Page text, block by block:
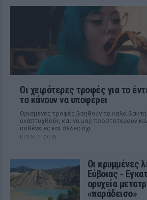
Οι χειρότερες τροφές για το
το κάνουν να υποφέρει
Ορισμένες τροφές βοηθούν τα καλά
αναπτυχθούν, και να μας προστατεύουν
ασθένειες και άλλες όχι
ΠΡΙΝ 1 ΏΡΑ
Οι κρυμμένες
Εύβοιας ‑
ορυχεία
«παράδεισο»